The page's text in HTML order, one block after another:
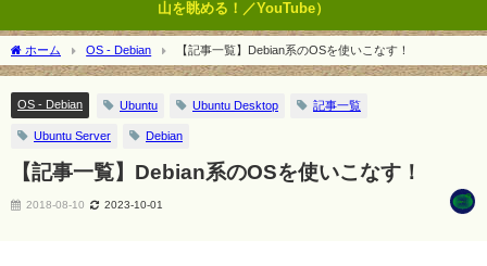
山を眺める！／YouTube）
ホーム OS - Debian 【記事一覧】Debian系のOSを使いこなす！
OS - Debian Ubuntu Ubuntu Desktop 記事一覧
Ubuntu Server Debian
【記事一覧】Debian系のOSを使いこなす！
2018-08-10 2023-10-01